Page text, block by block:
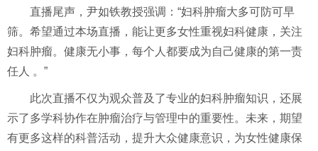
直播尾声，尹如铁教授强调：“妇科肿瘤大多可防可早
筛。希望通过本场直播，能让更多女性重视妇科健康，关注
妇科肿瘤。健康无小事，每个人都要成为自己健康的第一责
任人 。”
此次直播不仅为观众普及了专业的妇科肿瘤知识，还展
示了多学科协作在肿瘤治疗与管理中的重要性。未来，期望
有更多这样的科普活动，提升大众健康意识，为女性健康保